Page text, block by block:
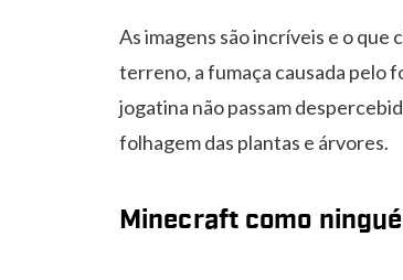
As imagens são incríveis e o que
terreno, a fumaça causada pelo
jogatina não passam
folhagem das plantas e árvores.
Minecraft como